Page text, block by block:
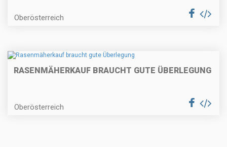
Oberösterreich
RASENMÄHERKAUF BRAUCHT GUTE ÜBERLEGUNG
Oberösterreich